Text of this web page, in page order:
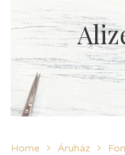
Home Áruház